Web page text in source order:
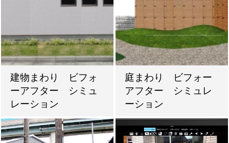
建物まわり ビフォ
ーアフター シミュ
レーション
庭まわり ビフォー
アフター シミュレ
ーション